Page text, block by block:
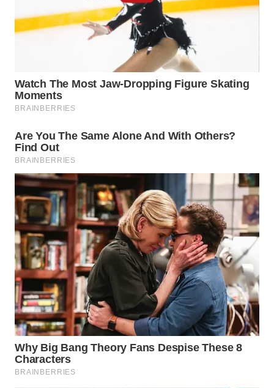
WN
SURABAYA
NATUNA
WN
BINTAN
WN
MANDALIKA
WN
LIKUPANG
WN
LABUANBAJO
WN
BORNEO